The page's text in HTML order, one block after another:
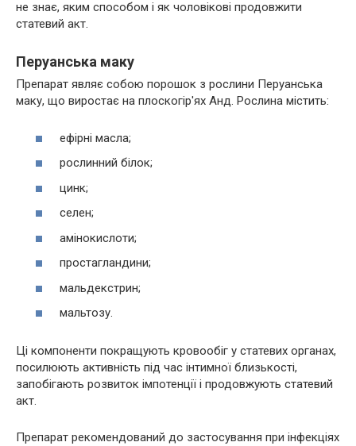
не знає, яким способом і як чоловікові продовжити
статевий акт.
Перуанська маку
Препарат являє собою порошок з рослини Перуанська
маку, що виростає на плоскогір'ях Анд. Рослина містить:
ефірні масла;
рослинний білок;
цинк;
селен;
амінокислоти;
простагландини;
мальдекстрин;
мальтозу.
Ці компоненти покращують кровообіг у статевих органах,
посилюють активність під час інтимної близькості,
запобігають розвиток імпотенції і продовжують статевий
акт.
Препарат рекомендований до застосування при інфекціях